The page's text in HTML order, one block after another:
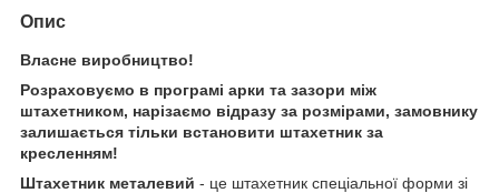
Опис
Власне виробництво!
Розраховуємо в програмі арки та зазори між
штахетником, нарізаємо відразу за розмірами, замовнику
залишається тільки встановити штахетник за
кресленням!
Штахетник металевий - це штахетник спеціальної форми зі